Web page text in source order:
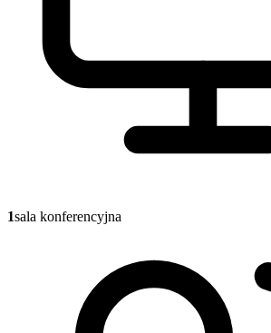
1sala konferencyjna